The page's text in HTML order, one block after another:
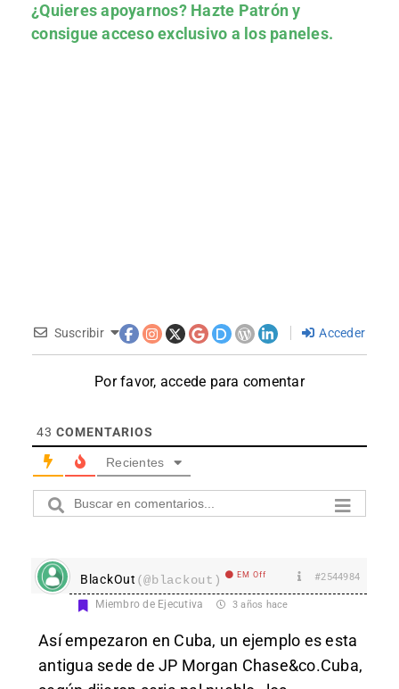
¿Quieres apoyarnos? Hazte Patróny
consigue acceso exclusivo a los paneles.
Suscribir Acceder
Por favor, accede para comentar
43 COMENTARIOS
Recientes
BlackOut (@blackout) EM Off #2544984
Miembro de Ejecutiva 3 años hace
Así empezaron en Cuba, un ejemplo es esta
antigua sede de JP Morgan Chase&co.Cuba,